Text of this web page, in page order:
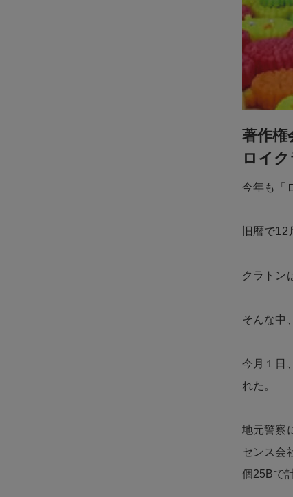
著作権
ロイ
今年も「
旧暦で
クラトン
そんな中
今月１日
れた。
地元警察
センス会
個25Bで